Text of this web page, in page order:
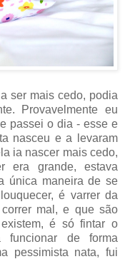
ser mais cedo, podia
Provavelmente eu
passei o dia - esse e
nasceu e a levaram
ia nascer mais cedo,
era grande, estava
única maneira de se
é varrer da
mal, e que são
é só fintar o
de forma
pessimista nata, fui